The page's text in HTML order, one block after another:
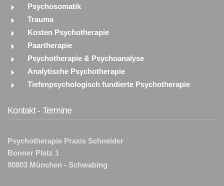
Psychosomatik
Trauma
Kosten Psychotherapie
Paartherapie
Psychotherapie & Psychoanalyse
Analytische Psychotherapie
Tiefenpsychologisch fundierte Psychotherapie
Kontakt - Termine
Psychotherapie Praxis Schneider
Bonner Platz 1
80803 München - Schwabing